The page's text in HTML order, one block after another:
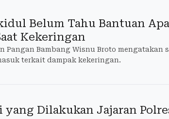
Belum Tahu Bantuan
Kekeringan
Pangan Bambang Wisnu Broto mengatakan
terkait dampak kekeringan.
yang Dilakukan Jajaran